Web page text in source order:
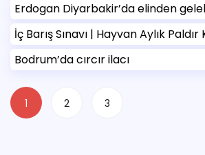
Erdogan Diyarbakir’da elinden
İç Barış Sınavı | Hayvan Aylık
Bodrum’da cırcır ilacı
1 2 3